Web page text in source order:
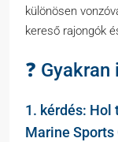
különösen
kereső rajongók
❓
1. kérdés: Hol
Marine Sports